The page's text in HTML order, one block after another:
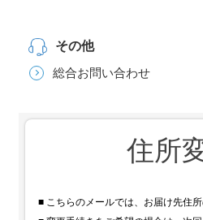
その他
総合お問い合わせ